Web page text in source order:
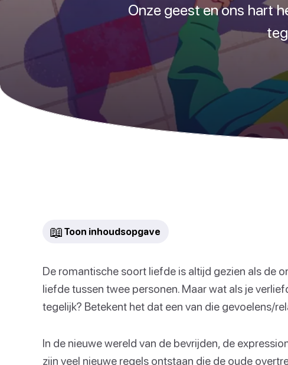
Onze geest en ons hart
📖 Toon inhoudsopgave
De romantische soort liefde is altijd gezien als de
liefde tussen twee personen. Maar wat als je
tegelijk? Betekent het dat een van die gevoelens/
In de nieuwe wereld van de bevrijden, de
zijn veel nieuwe regels ontstaan die de oude